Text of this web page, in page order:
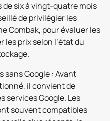
six à vingt-quatre mois
de privilégier les
Combak, pour évaluer les
les prix selon l’état du
Google : Avant
il convient de
services Google. Les
souvent compatibles